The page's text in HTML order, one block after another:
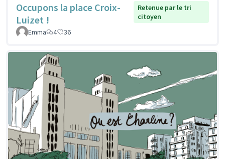
Occupons la place Croix-
Luizet !
Retenue par le tri
citoyen
Emma
4 36